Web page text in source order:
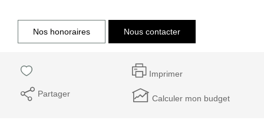
Nos honoraires Nous contacter
Imprimer
Partager Calculer mon budget